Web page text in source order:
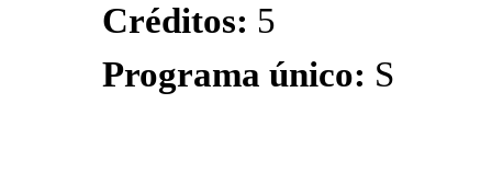
Créditos: 5
Programa único: S